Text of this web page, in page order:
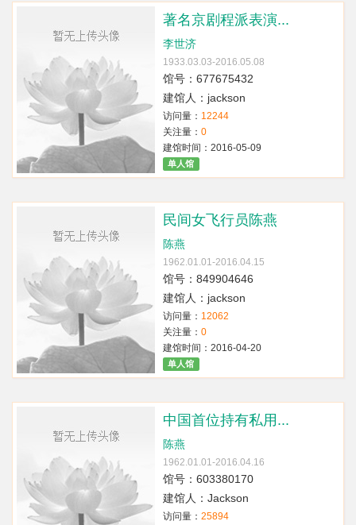
著名京剧程派表演...
李世济
1933.03.03-2016.05.08
馆号：677675432
建馆人：jackson
访问量： 12244
关注量： 0
建馆时间：2016-05-09
单人馆
民间女飞行员陈燕
陈燕
1962.01.01-2016.04.15
馆号：849904646
建馆人：jackson
访问量： 12062
关注量： 0
建馆时间：2016-04-20
单人馆
中国首位持有私用...
陈燕
1962.01.01-2016.04.16
馆号：603380170
建馆人：Jackson
访问量： 25894